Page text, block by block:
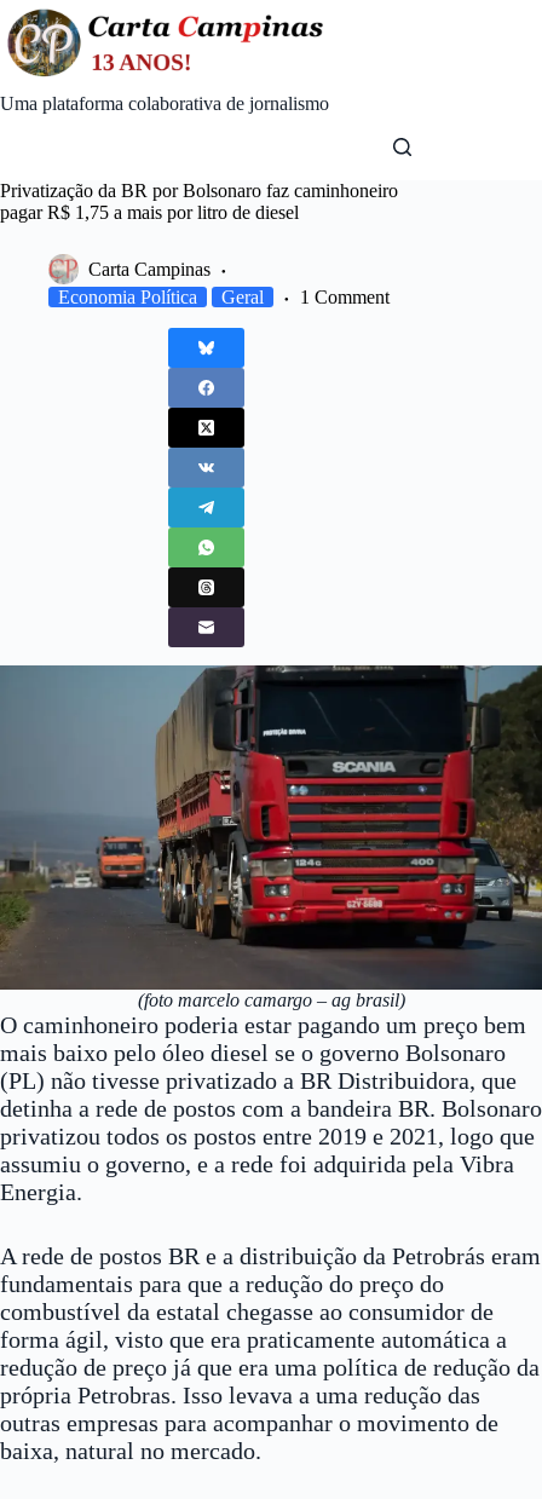
Skip
to
content
Uma plataforma colaborativa de jornalismo
Privatização da BR por Bolsonaro faz caminhoneiro
pagar R$ 1,75 a mais por litro de diesel
Carta Campinas
Economia Política
Geral 1 Comment
(foto marcelo camargo – ag brasil)
O caminhoneiro poderia estar pagando um preço bem
mais baixo pelo óleo diesel se o governo Bolsonaro
(PL) não tivesse privatizado a BR Distribuidora, que
detinha a rede de postos com a bandeira BR. Bolsonaro
privatizou todos os postos entre 2019 e 2021, logo que
assumiu o governo, e a rede foi adquirida pela Vibra
Energia.
A rede de postos BR e a distribuição da Petrobrás eram
fundamentais para que a redução do preço do
combustível da estatal chegasse ao consumidor de
forma ágil, visto que era praticamente automática a
redução de preço já que era uma política de redução da
própria Petrobras. Isso levava a uma redução das
outras empresas para acompanhar o movimento de
baixa, natural no mercado.